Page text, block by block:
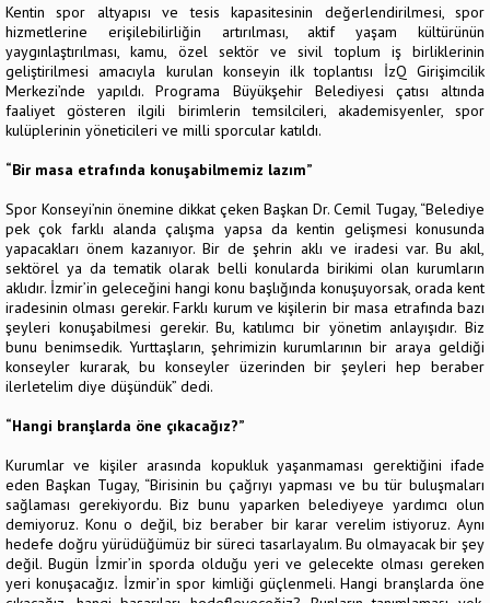
Kentin spor altyapısı ve tesis kapasitesinin değerlendirilmesi, spor
hizmetlerine erişilebilirliğin artırılması, aktif yaşam kültürünün
yaygınlaştırılması, kamu, özel sektör ve sivil toplum iş birliklerinin
geliştirilmesi amacıyla kurulan konseyin ilk toplantısı İzQ Girişimcilik
Merkezi’nde yapıldı. Programa Büyükşehir Belediyesi çatısı altında
faaliyet gösteren ilgili birimlerin temsilcileri, akademisyenler, spor
kulüplerinin yöneticileri ve milli sporcular katıldı.
“Bir masa etrafında konuşabilmemiz lazım”
Spor Konseyi’nin önemine dikkat çeken Başkan Dr. Cemil Tugay, “Belediye
pek çok farklı alanda çalışma yapsa da kentin gelişmesi konusunda
yapacakları önem kazanıyor. Bir de şehrin aklı ve iradesi var. Bu akıl,
sektörel ya da tematik olarak belli konularda birikimi olan kurumların
aklıdır. İzmir’in geleceğini hangi konu başlığında konuşuyorsak, orada kent
iradesinin olması gerekir. Farklı kurum ve kişilerin bir masa etrafında bazı
şeyleri konuşabilmesi gerekir. Bu, katılımcı bir yönetim anlayışıdır. Biz
bunu benimsedik. Yurttaşların, şehrimizin kurumlarının bir araya geldiği
konseyler kurarak, bu konseyler üzerinden bir şeyleri hep beraber
ilerletelim diye düşündük” dedi.
“Hangi branşlarda öne çıkacağız?”
Kurumlar ve kişiler arasında kopukluk yaşanmaması gerektiğini ifade
eden Başkan Tugay, “Birisinin bu çağrıyı yapması ve bu tür buluşmaları
sağlaması gerekiyordu. Biz bunu yaparken belediyeye yardımcı olun
demiyoruz. Konu o değil, biz beraber bir karar verelim istiyoruz. Aynı
hedefe doğru yürüdüğümüz bir süreci tasarlayalım. Bu olmayacak bir şey
değil. Bugün İzmir’in sporda olduğu yeri ve gelecekte olması gereken
yeri konuşacağız. İzmir’in spor kimliği güçlenmeli. Hangi branşlarda öne